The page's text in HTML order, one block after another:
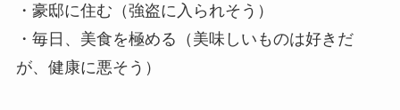
・豪邸に住む（強盗に入られそう）
・毎日、美食を極める（美味しいものは好きだ
が、健康に悪そう）